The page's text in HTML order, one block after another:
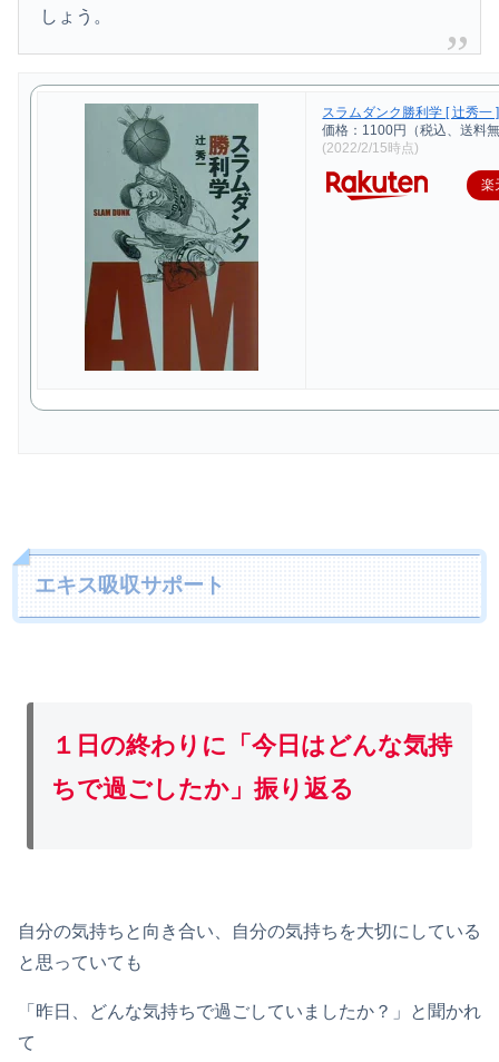
しょう。
スラムダンク勝利学 [ 辻秀一 ]
価格：1100円（税込、送料
(2022/2/15時点)
楽
エキス吸収サポート
１日の終わりに「今日はどんな気持
ちで過ごしたか」振り返る
自分の気持ちと向き合い、自分の気持ちを大切にしている
と思っていても
「昨日、どんな気持ちで過ごしていましたか？」と聞かれ
て